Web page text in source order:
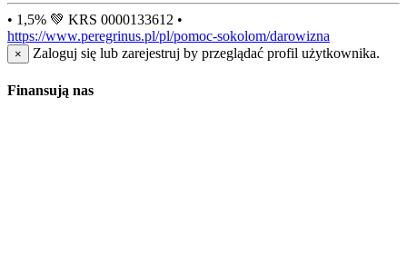
• 1,5% 💚 KRS 0000133612 •
https://www.peregrinus.pl/pl/pomoc-sokolom/darowizna
× Zaloguj się lub zarejestruj by przeglądać profil użytkownika.
Finansują nas